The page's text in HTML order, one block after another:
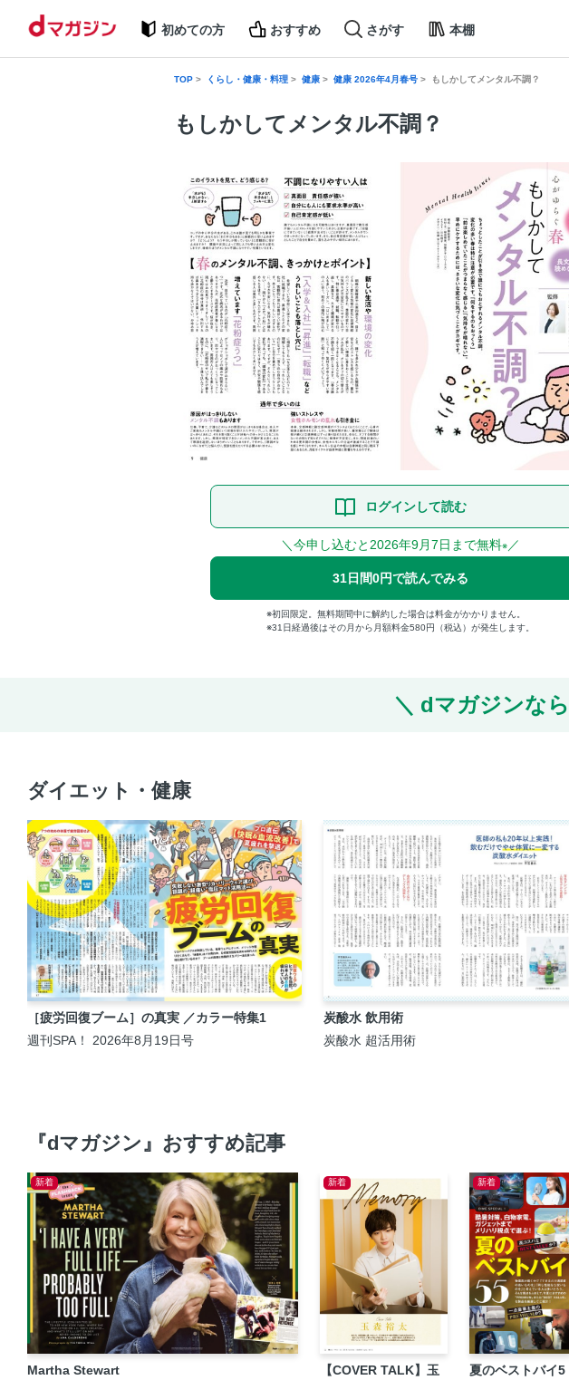
初めての方 おすすめ さがす 本棚
TOP くらし・健康・料理 健康 健康 2026年4月春号 もしかしてメンタル不調？
もしかしてメンタル不調？
ログインして読む
＼今申し込むと2026年9月7日まで無料※ ／
31日間0円で読んでみる
初回限定。無料期間中に解約した場合は料金がかかりません。
31日経過後はその月から月額料金580円（税込）が発生します。
dマガジンなら
ダイエット・健康
［疲労回復ブーム］の真実 ／カラー特集1
週刊SPA！ 2026年8月19日号
炭酸水 飲用術
炭酸水 超活用術
『dマガジン』おすすめ記事
新着
Martha Stewart
新着
【COVER TALK】玉
新着
夏のベストバイ5